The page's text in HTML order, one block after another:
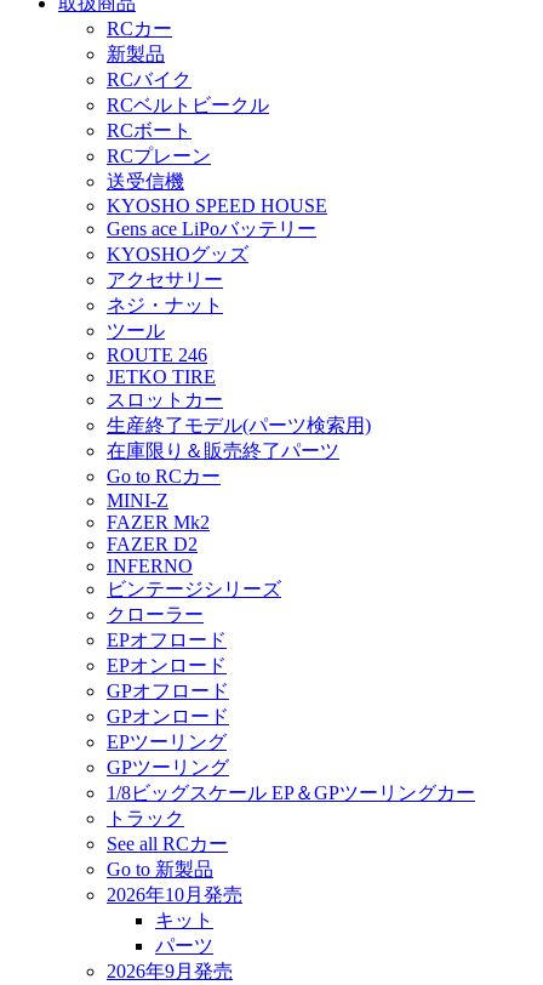
RCカー
新製品
RCバイク
RCベルトビークル
RCボート
RCプレーン
送受信機
KYOSHO SPEED HOUSE
Gens ace LiPoバッテリー
KYOSHOグッズ
アクセサリー
ネジ・ナット
ツール
ROUTE 246
JETKO TIRE
スロットカー
生産終了モデル(パーツ検索用)
在庫限り＆販売終了パーツ
Go to RCカー
MINI-Z
FAZER Mk2
FAZER D2
INFERNO
ビンテージシリーズ
クローラー
EPオフロード
EPオンロード
GPオフロード
GPオンロード
EPツーリング
GPツーリング
1/8ビッグスケール EP＆GPツーリングカー
トラック
See all RCカー
Go to 新製品
2026年10月発売
キット
パーツ
2026年9月発売